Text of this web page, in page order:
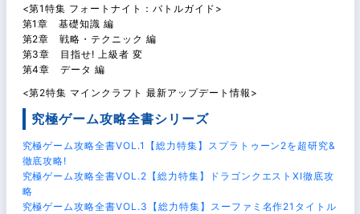
<第1特集 フォートナイト：バトルガイド>
第1章 基礎知識 編
第2章 戦略・テクニック 編
第3章 目指せ! 上級者 変
第4章 データ 編
<第2特集 マインクラフト 最新アップデート情報>
究極ゲーム攻略全書シリーズ
究極ゲーム攻略全書VOL.1【総力特集】スプラトゥーン2を超研究&
徹底攻略!
究極ゲーム攻略全書VOL.2【総力特集】ドラゴンクエストXI徹底攻
略
究極ゲーム攻略全書VOL.3【総力特集】スーファミ名作21タイトル